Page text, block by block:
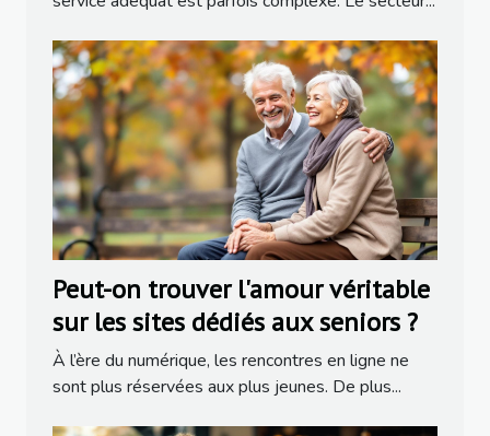
Peut-on trouver l'amour véritable
sur les sites dédiés aux seniors ?
À l’ère du numérique, les rencontres en ligne ne
sont plus réservées aux plus jeunes. De plus...